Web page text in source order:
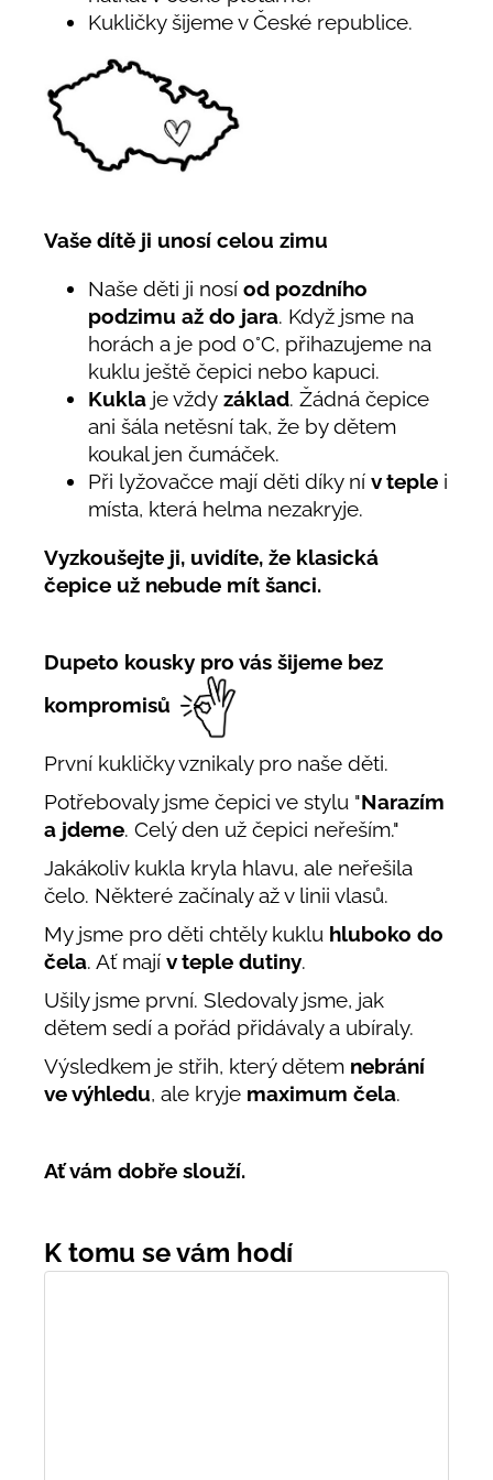
Kukličky šijeme v České republice.
Vaše dítě ji unosí celou zimu
Naše děti ji nosí od pozdního
podzimu až do jara. Když jsme na
horách a je pod 0°C, přihazujeme na
kuklu ještě čepici nebo kapuci.
Kukla je vždy základ. Žádná čepice
ani šála netěsní tak, že by dětem
koukal jen čumáček.
Při lyžovačce mají děti díky ní v teple i
místa, která helma nezakryje.
Vyzkoušejte ji, uvidíte, že klasická
čepice už nebude mít šanci.
Dupeto kousky pro vás šijeme bez
kompromisů
První kukličky vznikaly pro naše děti.
Potřebovaly jsme čepici ve stylu "Narazím
a jdeme. Celý den už čepici neřeším."
Jakákoliv kukla kryla hlavu, ale neřešila
čelo. Některé začínaly až v linii vlasů.
My jsme pro děti chtěly kuklu hluboko do
čela. Ať mají v teple dutiny.
Ušily jsme první. Sledovaly jsme, jak
dětem sedí a pořád přidávaly a ubíraly.
Výsledkem je střih, který dětem nebrání
ve výhledu, ale kryje maximum čela.
Ať vám dobře slouží.